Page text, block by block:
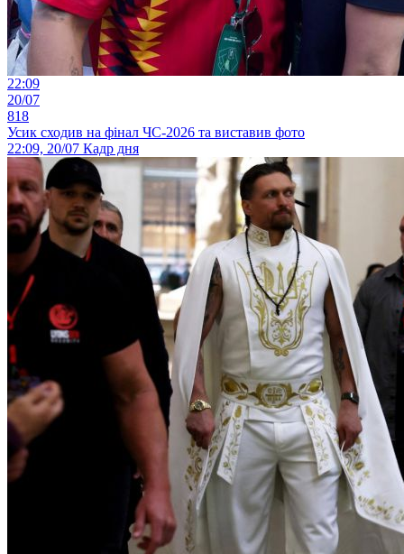
22:09
20/07
818
Усик сходив на фінал ЧС-2026 та виставив фото
22:09, 20/07 Кадр дня